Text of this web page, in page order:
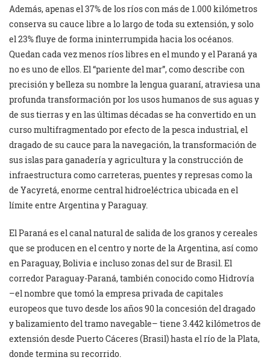
Además, apenas el 37% de los ríos con más de 1.000 kilómetros
conserva su cauce libre a lo largo de toda su extensión, y solo
el 23% fluye de forma ininterrumpida hacia los océanos.
Quedan cada vez menos ríos libres en el mundo y el Paraná ya
no es uno de ellos. El “pariente del mar”, como describe con
precisión y belleza su nombre la lengua guaraní, atraviesa una
profunda transformación por los usos humanos de sus aguas y
de sus tierras y en las últimas décadas se ha convertido en un
curso multifragmentado por efecto de la pesca industrial, el
dragado de su cauce para la navegación, la transformación de
sus islas para ganadería y agricultura y la construcción de
infraestructura como carreteras, puentes y represas como la
de Yacyretá, enorme central hidroeléctrica ubicada en el
límite entre Argentina y Paraguay.
El Paraná es el canal natural de salida de los granos y cereales
que se producen en el centro y norte de la Argentina, así como
en Paraguay, Bolivia e incluso zonas del sur de Brasil. El
corredor Paraguay-Paraná, también conocido como Hidrovía
–el nombre que tomó la empresa privada de capitales
europeos que tuvo desde los años 90 la concesión del dragado
y balizamiento del tramo navegable– tiene 3.442 kilómetros de
extensión desde Puerto Cáceres (Brasil) hasta el río de la Plata,
donde termina su recorrido.